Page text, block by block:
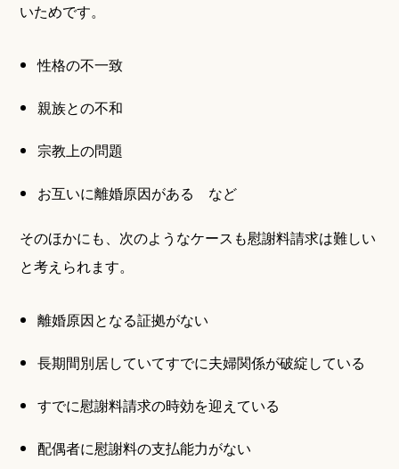
いためです。
性格の不一致
親族との不和
宗教上の問題
お互いに離婚原因がある など
そのほかにも、次のようなケースも慰謝料請求は難しい
と考えられます。
離婚原因となる証拠がない
長期間別居していてすでに夫婦関係が破綻している
すでに慰謝料請求の時効を迎えている
配偶者に慰謝料の支払能力がない